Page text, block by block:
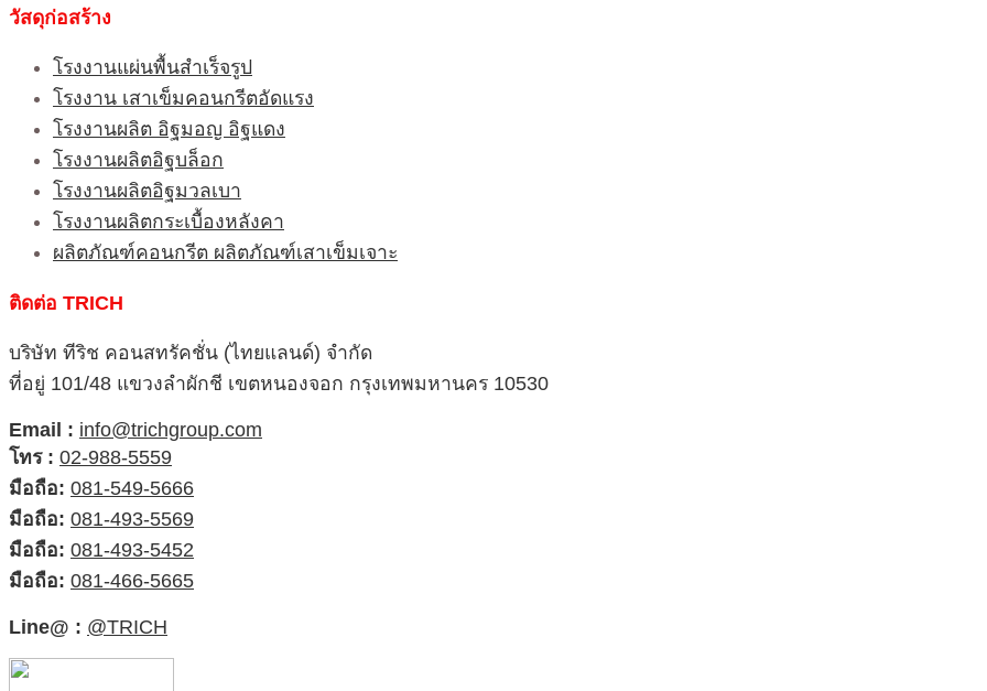
วัสดุก่อสร้าง
โรงงานแผ่นพื้นสำเร็จรูป
โรงงาน เสาเข็มคอนกรีตอัดแรง
โรงงานผลิต อิฐมอญ อิฐแดง
โรงงานผลิตอิฐบล็อก
โรงงานผลิตอิฐมวลเบา
โรงงานผลิตกระเบื้องหลังคา
ผลิตภัณฑ์คอนกรีต ผลิตภัณฑ์เสาเข็มเจาะ
ติดต่อ TRICH
บริษัท ทีริช คอนสทรัคชั่น (ไทยแลนด์) จำกัด
ที่อยู่ 101/48 แขวงลำผักชี เขตหนองจอก กรุงเทพมหานคร 10530
Email : info@trichgroup.com
โทร : 02-988-5559
มือถือ: 081-549-5666
มือถือ: 081-493-5569
มือถือ: 081-493-5452
มือถือ: 081-466-5665
Line@ : @TRICH